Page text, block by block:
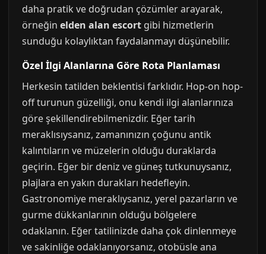
daha pratik ve doğrudan çözümler arayarak,
örneğin elden alan escort gibi hizmetlerin
sunduğu kolaylıktan faydalanmayı düşünebilir.
Özel İlgi Alanlarına Göre Rota Planlaması
Herkesin tatilden beklentisi farklıdır. Hop-on hop-
off turunun güzelliği, onu kendi ilgi alanlarınıza
göre şekillendirebilmenizdir. Eğer tarih
meraklısıysanız, zamanınızın çoğunu antik
kalıntıların ve müzelerin olduğu duraklarda
geçirin. Eğer bir deniz ve güneş tutkunuysanız,
plajlara en yakın durakları hedefleyin.
Gastronomiye meraklıysanız, yerel pazarların ve
gurme dükkanlarının olduğu bölgelere
odaklanın. Eğer tatilinizde daha çok dinlenmeye
ve sakinliğe odaklanıyorsanız, otobüsle ana